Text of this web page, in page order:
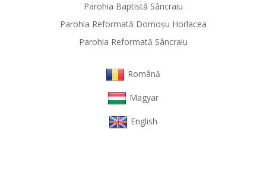
Parohia Baptistă Sâncraiu
Parohia Reformată Domoşu Horlacea
Parohia Reformată Sâncraiu
Română
Magyar
English